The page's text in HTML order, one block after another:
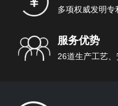
多项权威发明专
服务优势
26道生产工艺